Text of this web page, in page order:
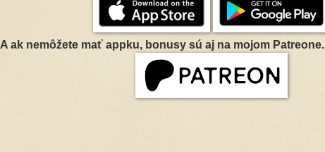
A ak nemôžete mať appku, bonusy sú aj na mojom Patreone.